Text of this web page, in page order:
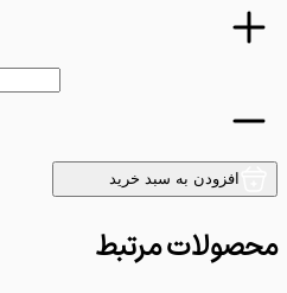
افزودن به سبد خرید
مرتبط